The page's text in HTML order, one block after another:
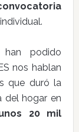
podido
nos hablan
que duró la
del hogar en
20 mil